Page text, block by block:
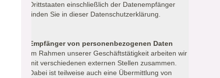
Drittstaaten einschließlich der Datenempfänger
finden Sie in dieser Datenschutzerklärung.
Empfänger von personenbezogenen Daten
Im Rahmen unserer Geschäftstätigkeit arbeiten wir
mit verschiedenen externen Stellen zusammen.
Dabei ist teilweise auch eine Übermittlung von